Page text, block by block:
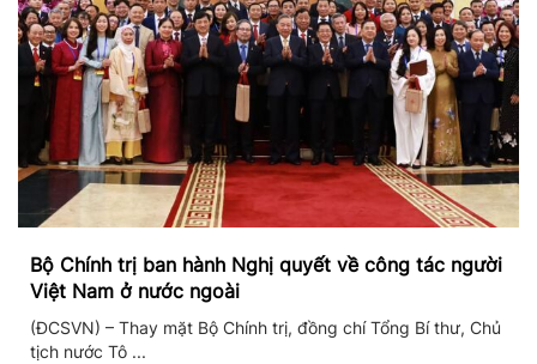
Bộ Chính trị ban hành Nghị quyết về công tác người
Việt Nam ở nước ngoài
(ĐCSVN) – Thay mặt Bộ Chính trị, đồng chí Tổng Bí thư, Chủ
tịch nước Tô ...